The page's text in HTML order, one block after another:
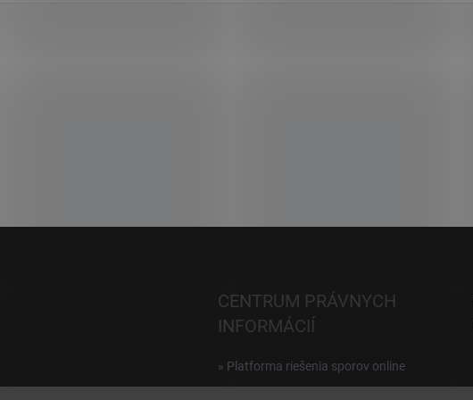
CENTRUM PRÁVNYCH
INFORMÁCIÍ
» Platforma riešenia sporov online